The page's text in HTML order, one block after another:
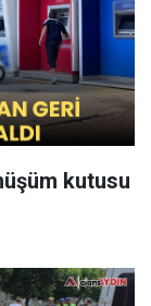
kutusu